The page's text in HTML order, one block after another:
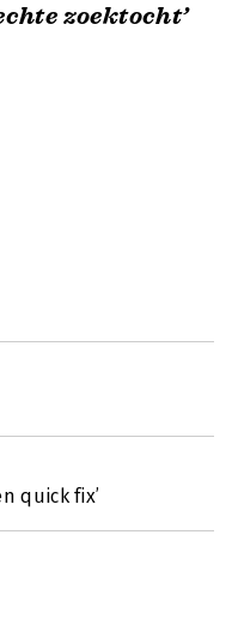
zoektocht’
quick fix’